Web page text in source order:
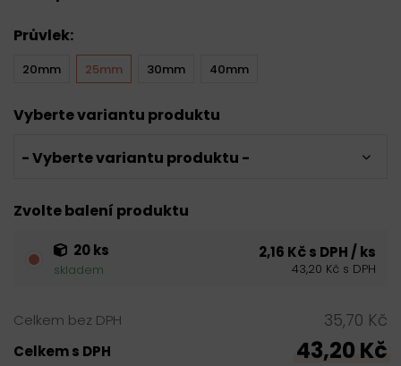
Průvlek:
20mm 25mm 30mm 40mm
Vyberte variantu produktu
- Vyberte variantu produktu -
Zvolte balení produktu
20 ks
skladem
2,16 Kč s DPH / ks
43,20 Kč s DPH
Celkem bez DPH 35,70 Kč
Celkem s DPH 43,20 Kč